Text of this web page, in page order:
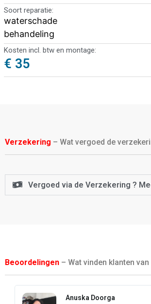
Soort reparatie:
waterschade
behandeling
Kosten incl. btw en montage:
€ 35
Verzekering – Wat vergoed de
Vergoed via de Verzekering ?
Beoordelingen – Wat vinden klanten van
Anuska Doorga